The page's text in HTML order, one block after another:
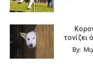
τονίζει
By: